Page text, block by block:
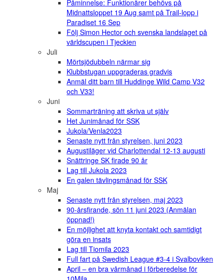
Påminnelse: Funktionärer behövs på
Midnattsloppet 19 Aug samt på Trail-lopp i
Paradiset 16 Sep
Följ Simon Hector och svenska landslaget på
världscupen i Tjeckien
Juli
Mörtsjödubbeln närmar sig
Klubbstugan uppgraderas gradvis
Anmäl ditt barn till Huddinge Wild Camp V32
och V33!
Juni
Sommarträning att skriva ut själv
Het Junimånad för SSK
Jukola/Venla2023
Senaste nytt från styrelsen, juni 2023
Augustiläger vid Charlottendal 12-13 augusti
Snättringe SK firade 90 år
Lag till Jukola 2023
En galen tävlingsmånad för SSK
Maj
Senaste nytt från styrelsen, maj 2023
90-årsfirande, sön 11 juni 2023 (Anmälan
öppnad!)
En möjlighet att knyta kontakt och samtidigt
göra en insats
Lag till Tiomila 2023
Full fart på Swedish League #3-4 i Svalboviken
April – en bra vårmånad i förberedelse för